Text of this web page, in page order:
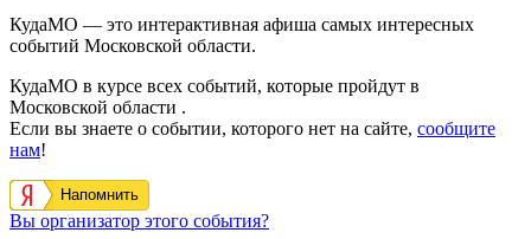
КудаМО — это интерактивная афиша самых интересных
событий Московской области.
КудаМО в курсе всех событий, которые пройдут в
Московской области .
Если вы знаете о событии, которого нет на сайте, сообщите
нам!
Напомнить
Вы организатор этого события?